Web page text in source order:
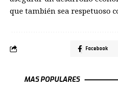
que también sea respetuoso
Facebook
MAS POPULARES